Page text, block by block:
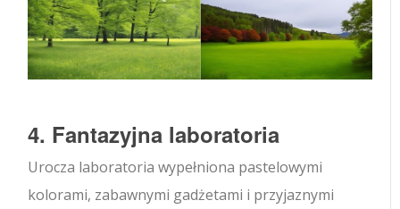
4. Fantazyjna laboratoria
Urocza laboratoria wypełniona pastelowymi
kolorami, zabawnymi gadżetami i przyjaznymi